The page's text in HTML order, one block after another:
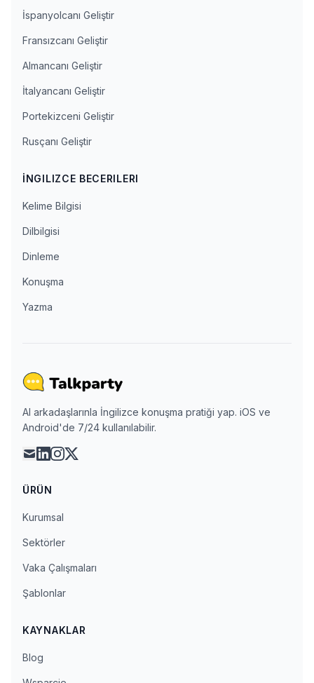
İspanyolcanı Geliştir
Fransızcanı Geliştir
Almancanı Geliştir
İtalyancanı Geliştir
Portekizceni Geliştir
Rusçanı Geliştir
İNGILIZCE BECERILERI
Kelime Bilgisi
Dilbilgisi
Dinleme
Konuşma
Yazma
AI arkadaşlarınla İngilizce konuşma pratiği yap. iOS ve
Android'de 7/24 kullanılabilir.
maillinkedin
instagram
x
ÜRÜN
Kurumsal
Sektörler
Vaka Çalışmaları
Şablonlar
KAYNAKLAR
Blog